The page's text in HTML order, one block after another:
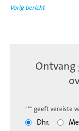
Vorig bericht
Ontvang
"*" geeft vereiste
Dhr.